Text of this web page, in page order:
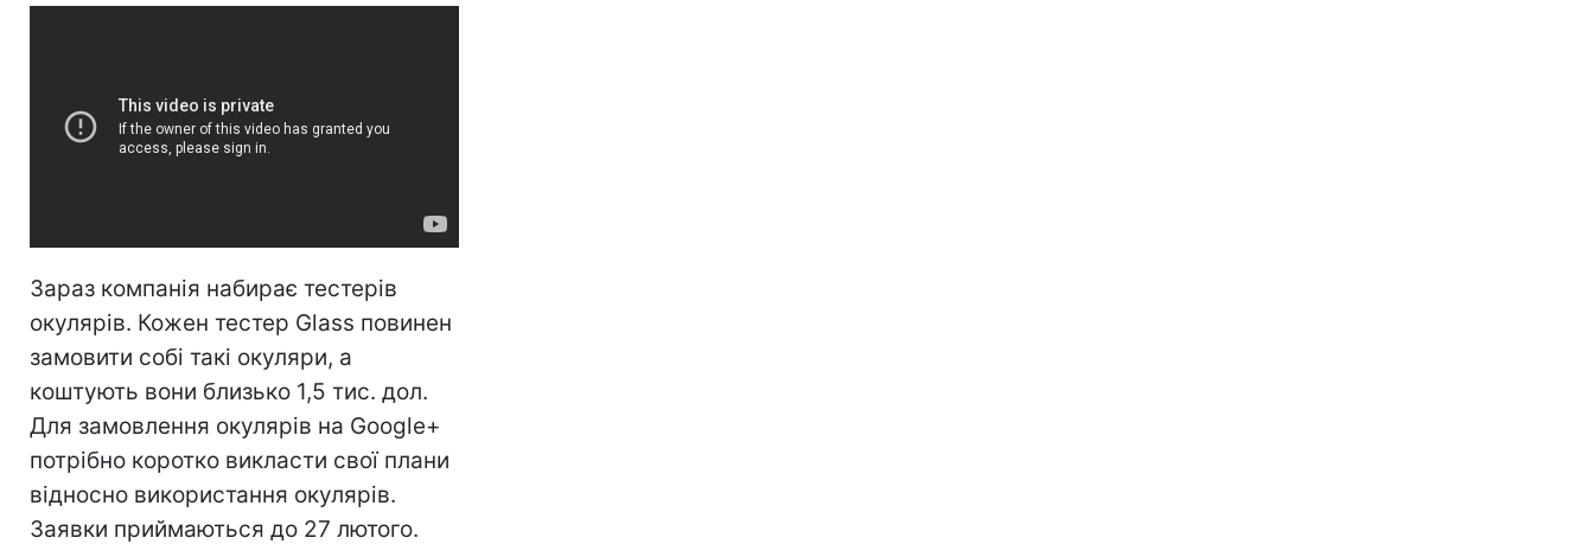
Зараз компанія набирає тестерів
окулярів. Кожен тестер Glass повинен
замовити собі такі окуляри, а
коштують вони близько 1,5 тис. дол.
Для замовлення окулярів на Google+
потрібно коротко викласти свої плани
відносно використання окулярів.
Заявки приймаються до 27 лютого.